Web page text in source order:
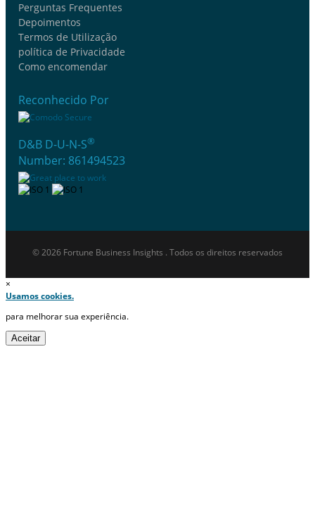
Perguntas Frequentes
Depoimentos
Termos de Utilização
política de Privacidade
Como encomendar
Reconhecido Por
D&B D-U-N-S®
Number: 861494523
© 2026 Fortune Business Insights . Todos os direitos reservados
×
Usamos cookies.
para melhorar sua experiência.
Aceitar